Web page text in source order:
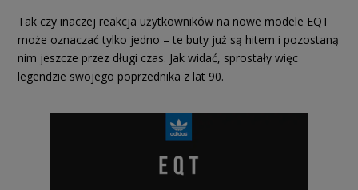
Tak czy inaczej reakcja użytkowników na nowe modele EQT
może oznaczać tylko jedno – te buty już są hitem i pozostaną
nim jeszcze przez długi czas. Jak widać, sprostały więc
legendzie swojego poprzednika z lat 90.